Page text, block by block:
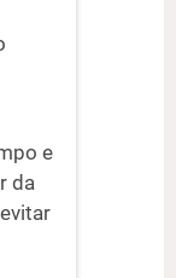
e
da